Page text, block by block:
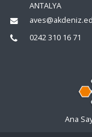
ANTALYA
0242 310 16 71
Ana